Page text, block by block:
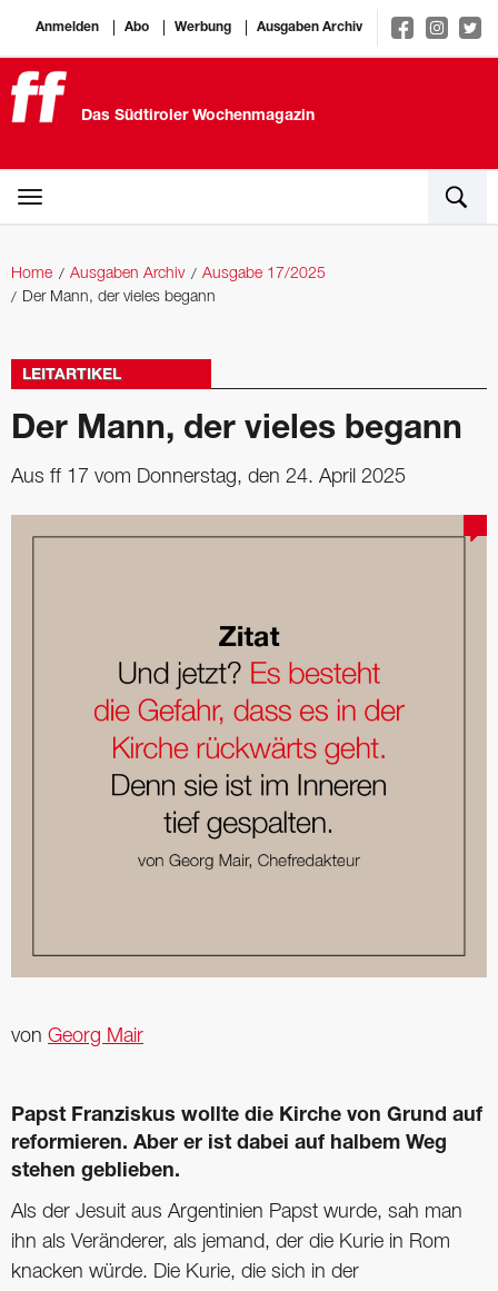
Anmelden Abo Werbung Ausgaben Archiv
Das Südtiroler Wochenmagazin
Home Ausgaben Archiv
Ausgabe 17/2025
Der Mann, der vieles begann
LEITARTIKEL
Der Mann, der vieles begann
Aus ff 17 vom Donnerstag, den 24. April 2025
von Georg Mair
Papst Franziskus wollte die Kirche von Grund auf
reformieren. Aber er ist dabei auf halbem Weg
stehen geblieben.
Als der Jesuit aus Argentinien Papst wurde, sah man
ihn als Veränderer, als jemand, der die Kurie in Rom
knacken würde. Die Kurie, die sich in der